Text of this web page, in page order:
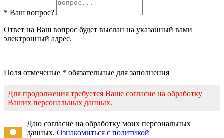
* Ваш вопрос?
Ответ на Ваш вопрос будет выслан на указанный вами
электронный адрес.
Поля отмеченые * обязательные для заполнения
Для продолжения требуется Ваше согласие на обработку
Ваших персональных данных.
Даю согласие на обработку моих персональных
данных. Ознакомиться с политикой